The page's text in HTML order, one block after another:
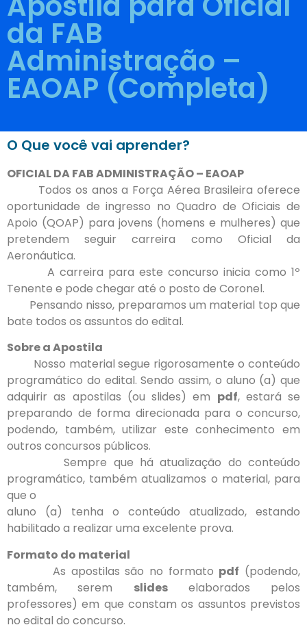
da FAB
Administração –
EAOAP (Completa)
O Que você vai aprender?
OFICIAL DA FAB ADMINISTRAÇÃO – EAOAP
Todos os anos a Força Aérea Brasileira oferece
oportunidade de ingresso no Quadro de Oficiais de
Apoio (QOAP) para jovens (homens e mulheres) que
pretendem seguir carreira como Oficial da
Aeronáutica.
A carreira para este concurso inicia como 1º
Tenente e pode chegar até o posto de Coronel.
Pensando nisso, preparamos um material top que
bate todos os assuntos do edital.
Sobre a Apostila
Nosso material segue rigorosamente o conteúdo
programático do edital. Sendo assim, o aluno (a) que
adquirir as apostilas (ou slides) em pdf, estará se
preparando de forma direcionada para o concurso,
podendo, também, utilizar este conhecimento em
outros concursos públicos.
Sempre que há atualização do conteúdo
programático, também atualizamos o material, para
que o
aluno (a) tenha o conteúdo atualizado, estando
habilitado a realizar uma excelente prova.
Formato do material
As apostilas são no formato pdf (podendo,
também, serem slideselaborados pelos
professores) em que constam os assuntos previstos
no edital do concurso.